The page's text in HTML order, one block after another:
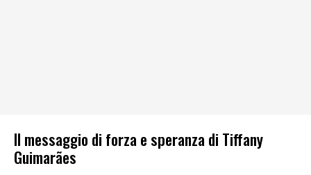
Il messaggio di forza e speranza di Tiffany
Guimarães